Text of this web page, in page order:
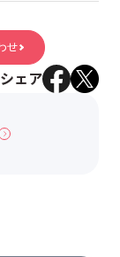
せ
ェア